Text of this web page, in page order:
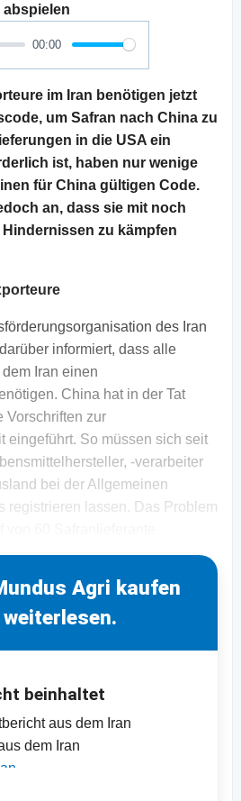
abspielen
00:00
im Iran benötigen jetzt
um Safran nach China zu
in die USA ein
ist, haben nur wenige
für China gültigen Code.
an, dass sie mit noch
zu kämpfen
des Iran
informiert, dass alle
Iran einen
China hat in der Tat
Vorschriften zur
eingeführt. So müssen sich seit
-verarbeiter
bei der Allgemeinen
registrieren lassen. Das Problem
Agri kaufen
beinhaltet
aus dem Iran
dem Iran
Saaten,